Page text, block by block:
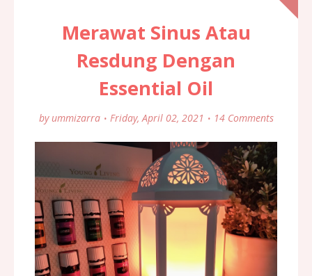
Merawat Sinus Atau
Resdung Dengan
Essential Oil
by ummizarra Friday, April 02, 2021 14 Comments